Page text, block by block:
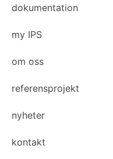
dokumentation
my IPS
om oss
referensprojekt
nyheter
kontakt